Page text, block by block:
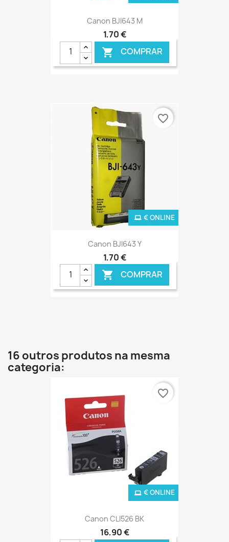
Canon BJI643 M
1,70 €
 COMPRAR
Canon BJI643 Y
1,70 €
 COMPRAR
€ ONLINE
favorite_border
16 outros produtos na mesma
categoria:
Canon CLI526 BK
16,90 €
€ ONLINE
favorite_border